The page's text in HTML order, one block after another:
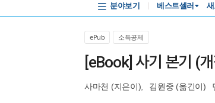
분야보기 베스트셀러
ePub 소득공제
[eBook] 사기 본기 (
사마천 (지은이), 김원중 (옮긴이)